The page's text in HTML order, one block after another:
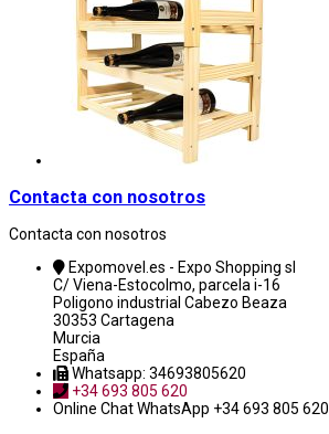
Contacta con nosotros
Contacta con nosotros
Expomovel.es - Expo Shopping sl
C/ Viena-Estocolmo, parcela i-16
Poligono industrial Cabezo Beaza
30353 Cartagena
Murcia
España
Whatsapp: 34693805620
+34 693 805 620
Online ChatWhatsApp +34 693 805 620